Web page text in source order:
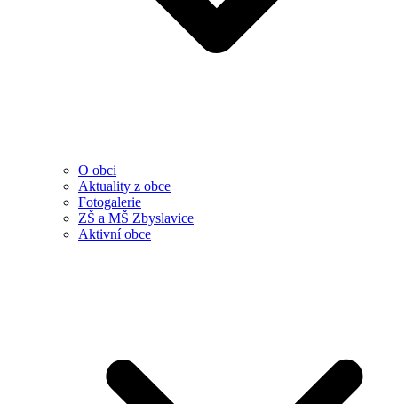
O obci
Aktuality z obce
Fotogalerie
ZŠ a MŠ Zbyslavice
Aktivní obce